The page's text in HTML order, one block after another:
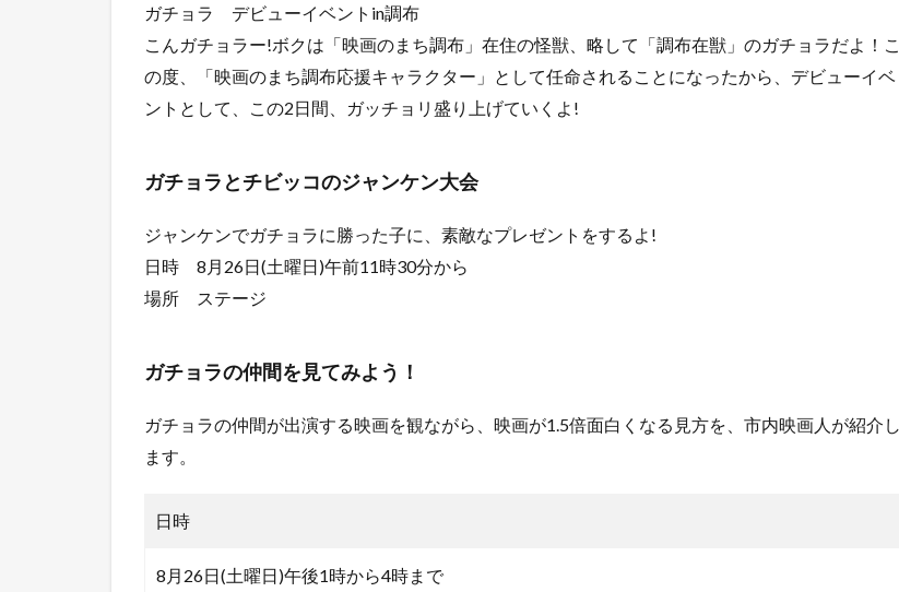
ガチョラ デビューイベントin調布
こんガチョラー!ボクは「映画のまち調布」在住の怪獣、略して「調布在獣」のガチョラだよ！こ
の度、「映画のまち調布応援キャラクター」として任命されることになったから、デビューイベ
ントとして、この2日間、ガッチョリ盛り上げていくよ!
ガチョラとチビッコのジャンケン大会
ジャンケンでガチョラに勝った子に、素敵なプレゼントをするよ!
日時 8月26日(土曜日)午前11時30分から
場所 ステージ
ガチョラの仲間を見てみよう ！
ガチョラの仲間が出演する映画を観ながら、映画が1.5倍面白くなる見方を、市内映画人が紹介し
ます。
日時
8月26日(土曜日)午後1時から4時まで